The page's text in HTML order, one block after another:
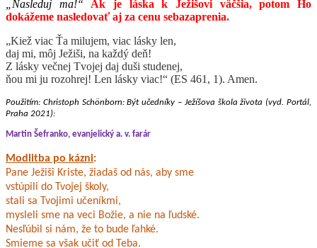
„Nasleduj ma!“
Ak je láska k Ježišovi väčšia, potom Ho
dokážeme nasledovať aj za cenu sebazaprenia.
„Kiež viac Ťa milujem, viac lásky len,
daj mi, môj Ježiši, na každý deň!
Z lásky večnej Tvojej daj duši studenej,
ňou mi ju rozohrej! Len lásky viac!“ (ES 461, 1). Amen.
Použitím: Christoph Schӧnborn: Být učedníky – Ježíšova škola života (vyd. Portál,
Praha 2021):
Martin Šefranko, evanjelický a. v. farár
Modlitba po kázni:
Pane Ježiši Kriste, žiadaš od nás, aby sme
vstúpili do Tvojej školy,
stali sa Tvojimi učeníkmi,
mysleli sme na veci Božie, a nie na ľudské.
Nesľúbil si nám, že to bude ľahké.
Smieme sa však učiť od Teba.